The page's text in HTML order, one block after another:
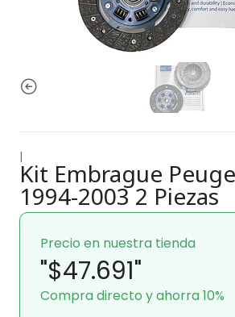
|
Kit Embrague
1994-2003 2 Piezas
Precio en nuestra tienda
"$47.691"
Compra directo y ahorra 10%